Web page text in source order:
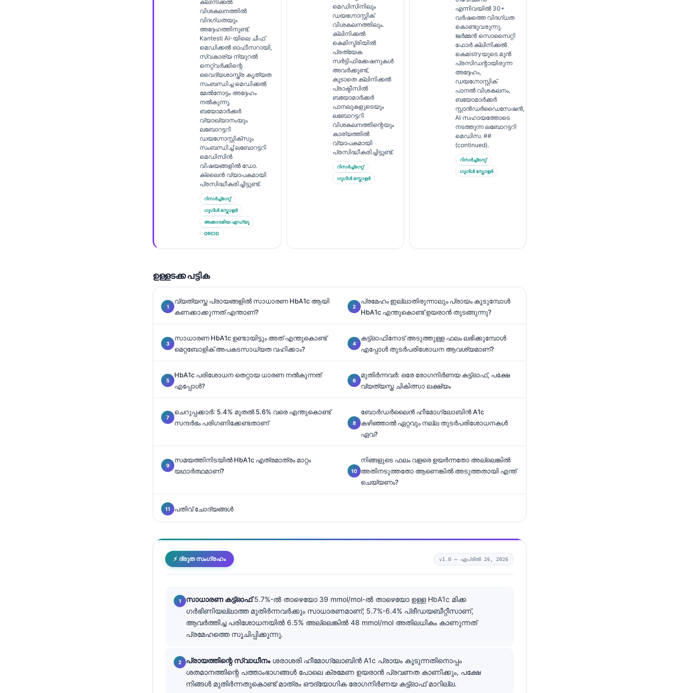
ക്ലിനിക്കൽ
വിശകലനത്തിൽ
വിദഗ്ധതയും
അദ്ദേഹത്തിനുണ്ട്.
Kantesti AI-യിലെ ചീഫ്
മെഡിക്കൽ ഓഫീസറായി,
സ്വകാര്യ ന്യുറൽ
നെറ്റ്‌വർക്കിന്റെ
വൈദ്യശാസ്ത്ര കൃത്യത
സംബന്ധിച്ച മെഡിക്കൽ
മേൽനോട്ടം അദ്ദേഹം
നൽകുന്നു.
ബയോമാർക്കർ
വ്യാഖ്യാനംയും
ലബോറട്ടറി
ഡയഗ്നോസ്റ്റിക്സും
സംബന്ധിച്ച് ലബോറട്ടറി
മെഡിസിൻ
വിഷയങ്ങളിൽ ഡോ.
ക്ലൈൻ വ്യാപകമായി
പ്രസിദ്ധീകരിച്ചിട്ടുണ്ട്.
റിസർച്ച്ഗേറ്റ്
ഗൂഗിൾ സ്കോളർ
അക്കാദമിയ.എഡ്യൂ
ORCID
മെഡിസിനിലും
ഡയഗ്നോസ്റ്റിക്
വിശകലനത്തിലും.
ക്ലിനിക്കൽ
കെമിസ്ട്രിയിൽ
പ്രത്യേക
സർട്ടിഫിക്കേഷനുകൾ
അവർക്കുണ്ട്,
കൂടാതെ ക്ലിനിക്കൽ
പ്രാക്ടീസിൽ
ബയോമാർക്കർ
പാനലുകളുടെയും
ലബോറട്ടറി
വിശകലനത്തിന്റെയും
കാര്യത്തിൽ
വ്യാപകമായി
പ്രസിദ്ധീകരിച്ചിട്ടുണ്ട്.
റിസർച്ച്ഗേറ്റ്
ഗൂഗിൾ സ്കോളർ
എന്നിവയിൽ 30+
വർഷത്തെ വിദഗ്ധത
കൊണ്ടുവരുന്നു.
ജർമ്മൻ സൊസൈറ്റി
ഫോർ ക്ലിനിക്കൽ
കെമistryയുടെ മുൻ
പ്രസിഡന്റായിരുന്ന
അദ്ദേഹം,
ഡയഗ്നോസ്റ്റിക്
പാനൽ വിശകലനം,
ബയോമാർക്കർ
സ്റ്റാൻഡർഡൈസേഷൻ,
AI സഹായത്തോടെ
നടത്തുന്ന ലബോറട്ടറി
മെഡിസ. ##
(continued).
റിസർച്ച്ഗേറ്റ്
ഗൂഗിൾ സ്കോളർ
ഉള്ളടക്ക പട്ടിക
വ്യത്യസ്ത പ്രായങ്ങളിൽ സാധാരണ HbA1c ആയി
കണക്കാക്കുന്നത് എന്താണ്?
പ്രമേഹം ഇല്ലാതിരുന്നാലും പ്രായം കൂടുമ്പോൾ
HbA1c എന്തുകൊണ്ട് ഉയരാൻ തുടങ്ങുന്നു?
സാധാരണ HbA1c ഉണ്ടായിട്ടും അത് എന്തുകൊണ്ട്
മെറ്റബോളിക് അപകടസാധ്യത വഹിക്കാം?
കട്ട്‌ഓഫിനോട് അടുത്തുള്ള ഫലം ലഭിക്കുമ്പോൾ
എപ്പോൾ തുടർപരിശോധന ആവശ്യമാണ്?
HbA1c പരിശോധന തെറ്റായ ധാരണ നൽകുന്നത്
എപ്പോൾ?
മുതിർന്നവർ: ഒരേ രോഗനിർണയ കട്ട്‌ഓഫ്, പക്ഷേ
വ്യത്യസ്ത ചികിത്സാ ലക്ഷ്യം
ചെറുപ്പക്കാർ: 5.4% മുതൽ 5.6% വരെ എന്തുകൊണ്ട്
സന്ദർഭം പരിഗണിക്കേണ്ടതാണ്
ബോർഡർലൈൻ ഹീമോഗ്ലോബിൻ A1c
കഴിഞ്ഞാൽ ഏറ്റവും നല്ല തുടർപരിശോധനകൾ
ഏവ?
സമയത്തിനിടയിൽ HbA1c എത്രമാത്രം മാറ്റം
യഥാർത്ഥമാണ്?
നിങ്ങളുടെ ഫലം വളരെ ഉയർന്നതോ അല്ലെങ്കിൽ
അതിനടുത്തതോ ആണെങ്കിൽ അടുത്തതായി എന്ത്
ചെയ്യണം?
പതിവ് ചോദ്യങ്ങൾ
⚡ ദ്രുത സംഗ്രഹം v1.0 — ഏപ്രിൽ 26, 2026
സാധാരണ കട്ട്‌ഓഫ്5.7%-ൽ താഴെയോ 39 mmol/mol-ൽ താഴെയോ ഉള്ള HbA1c മിക്ക
ഗർഭിണിയല്ലാത്ത മുതിർന്നവർക്കും സാധാരണമാണ്; 5.7%-6.4% പ്രീഡയബീറ്റീസാണ്,
ആവർത്തിച്ച പരിശോധനയിൽ 6.5% അല്ലെങ്കിൽ 48 mmol/mol അതിലധികം കാണുന്നത്
പ്രമേഹത്തെ സൂചിപ്പിക്കുന്നു.
പ്രായത്തിന്റെ സ്വാധീനംശരാശരി ഹീമോഗ്ലോബിൻ A1c പ്രായം കൂടുന്നതിനൊപ്പം
ശതമാനത്തിന്റെ പത്താംഭാഗങ്ങൾ പോലെ ക്രമേണ ഉയരാൻ പ്രവണത കാണിക്കും, പക്ഷേ
നിങ്ങൾ മുതിർന്നതുകൊണ്ട് മാത്രം ഔദ്യോഗിക രോഗനിർണയ കട്ട്‌ഓഫ് മാറില്ല.